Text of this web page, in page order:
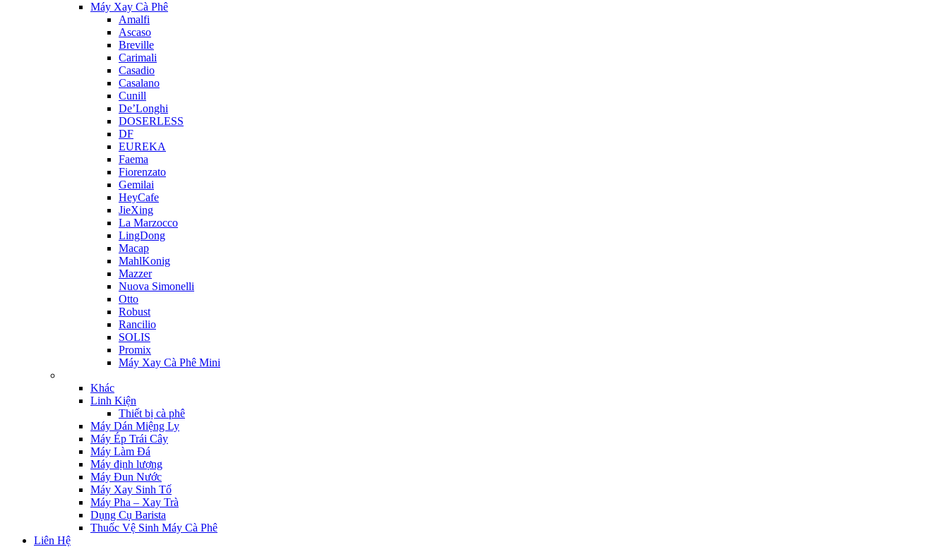
Máy Xay Cà Phê
Amalfi
Ascaso
Breville
Carimali
Casadio
Casalano
Cunill
De’Longhi
DOSERLESS
DF
EUREKA
Faema
Fiorenzato
Gemilai
HeyCafe
JieXing
La Marzocco
LingDong
Macap
MahlKonig
Mazzer
Nuova Simonelli
Otto
Robust
Rancilio
SOLIS
Promix
Máy Xay Cà Phê Mini
Khác
Linh Kiện
Thiết bị cà phê
Máy Dán Miệng Ly
Máy Ép Trái Cây
Máy Làm Đá
Máy định lượng
Máy Đun Nước
Máy Xay Sinh Tố
Máy Pha – Xay Trà
Dụng Cụ Barista
Thuốc Vệ Sinh Máy Cà Phê
Liên Hệ